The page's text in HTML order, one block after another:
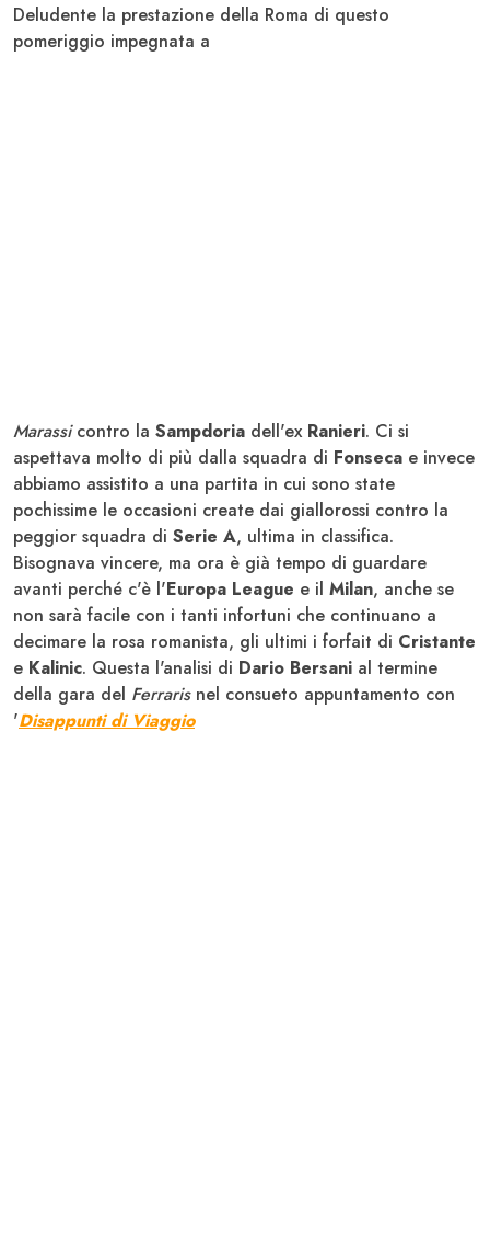
Deludente la prestazione della Roma di questo
pomeriggio impegnata a
Marassicontro la Sampdoria dell'ex Ranieri. Ci si
aspettava molto di più dalla squadra di Fonseca e invece
abbiamo assistito a una partita in cui sono state
pochissime le occasioni create dai giallorossi contro la
peggior squadra di Serie A, ultima in classifica.
Bisognava vincere, ma ora è già tempo di guardare
avanti perché c'è l'Europa League e il Milan, anche se
non sarà facile con i tanti infortuni che continuano a
decimare la rosa romanista, gli ultimi i forfait di Cristante
e Kalinic. Questa l'analisi di Dario Bersani al termine
della gara del Ferrarisnel consueto appuntamento con
'Disappunti di Viaggio